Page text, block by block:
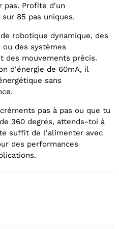
pas. Profite d'un
85 pas uniques.
robotique dynamique, des
des systèmes
des mouvements précis.
d'énergie de 60mA, il
sans
pas à pas ou que tu
360 degrés, attends-toi à
suffit de l'alimenter avec
des performances